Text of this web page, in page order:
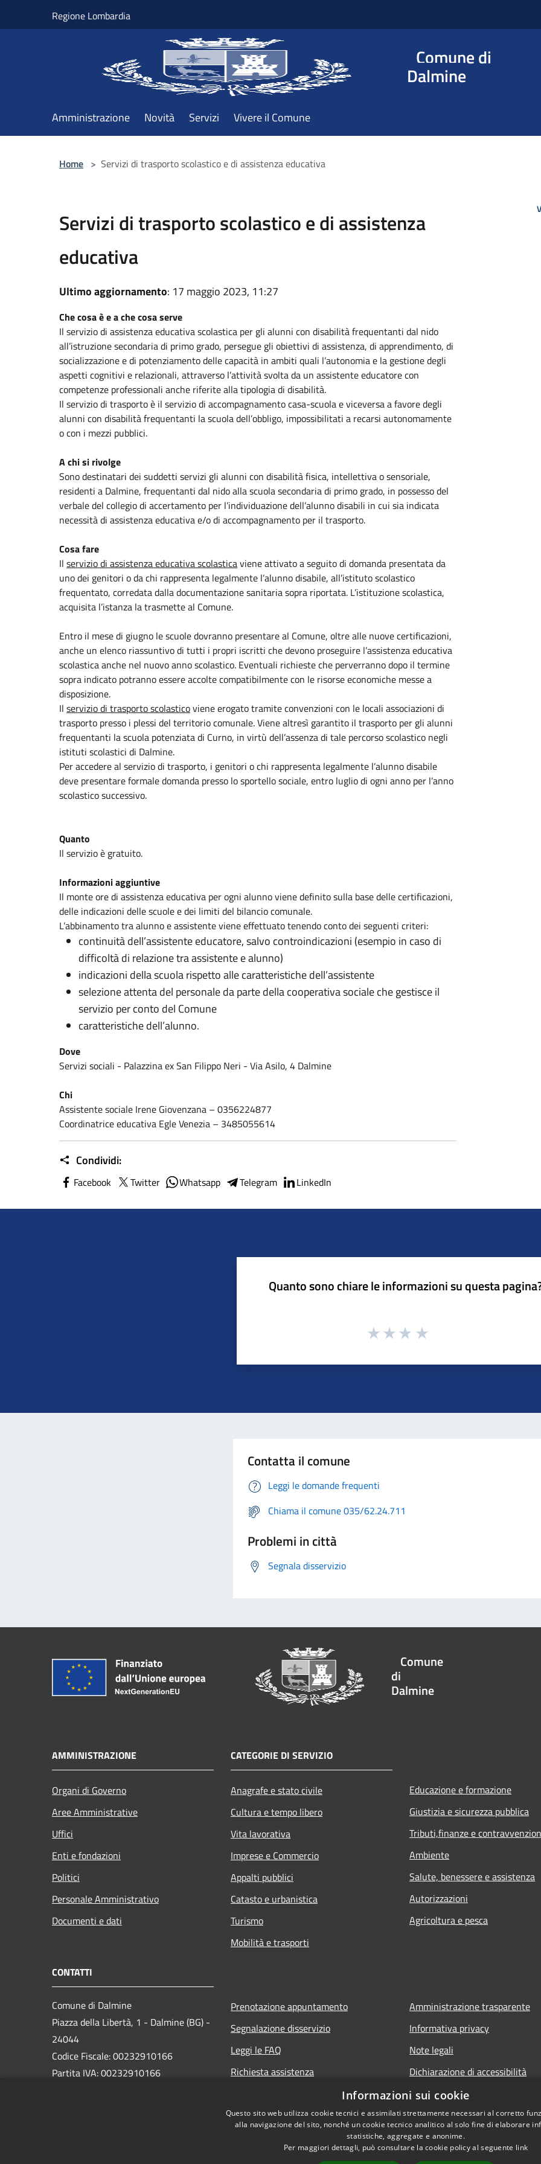
Regione Lombardia
Comune di
Dalmine
Amministrazione Novità Servizi Vivere il Comune
Home > Servizi di trasporto scolastico e di assistenza educativa
Servizi di trasporto scolastico e di assistenza
educativa
Ultimo aggiornamento: 17 maggio 2023, 11:27
Che cosa è e a che cosa serve
Il servizio di assistenza educativa scolastica per gli alunni con disabilità frequentanti dal nido
all’istruzione secondaria di primo grado, persegue gli obiettivi di assistenza, di apprendimento, di
socializzazione e di potenziamento delle capacità in ambiti quali l’autonomia e la gestione degli
aspetti cognitivi e relazionali, attraverso l’attività svolta da un assistente educatore con
competenze professionali anche riferite alla tipologia di disabilità.
Il servizio di trasporto è il servizio di accompagnamento casa-scuola e viceversa a favore degli
alunni con disabilità frequentanti la scuola dell’obbligo, impossibilitati a recarsi autonomamente
o con i mezzi pubblici.
A chi si rivolge
Sono destinatari dei suddetti servizi gli alunni con disabilità fisica, intellettiva o sensoriale,
residenti a Dalmine, frequentanti dal nido alla scuola secondaria di primo grado, in possesso del
verbale del collegio di accertamento per l’individuazione dell’alunno disabili in cui sia indicata
necessità di assistenza educativa e/o di accompagnamento per il trasporto.
Cosa fare
Il servizio di assistenza educativa scolasticaviene attivato a seguito di domanda presentata da
uno dei genitori o da chi rappresenta legalmente l’alunno disabile, all’istituto scolastico
frequentato, corredata dalla documentazione sanitaria sopra riportata. L’istituzione scolastica,
acquisita l’istanza la trasmette al Comune.
Entro il mese di giugno le scuole dovranno presentare al Comune, oltre alle nuove certificazioni,
anche un elenco riassuntivo di tutti i propri iscritti che devono proseguire l’assistenza educativa
scolastica anche nel nuovo anno scolastico. Eventuali richieste che perverranno dopo il termine
sopra indicato potranno essere accolte compatibilmente con le risorse economiche messe a
disposizione.
Il servizio di trasporto scolasticoviene erogato tramite convenzioni con le locali associazioni di
trasporto presso i plessi del territorio comunale. Viene altresì garantito il trasporto per gli alunni
frequentanti la scuola potenziata di Curno, in virtù dell’assenza di tale percorso scolastico negli
istituti scolastici di Dalmine.
Per accedere al servizio di trasporto, i genitori o chi rappresenta legalmente l’alunno disabile
deve presentare formale domanda presso lo sportello sociale, entro luglio di ogni anno per l’anno
scolastico successivo.
Quanto
Il servizio è gratuito.
Informazioni aggiuntive
Il monte ore di assistenza educativa per ogni alunno viene definito sulla base delle certificazioni,
delle indicazioni delle scuole e dei limiti del bilancio comunale.
L’abbinamento tra alunno e assistente viene effettuato tenendo conto dei seguenti criteri:
continuità dell’assistente educatore, salvo controindicazioni (esempio in caso di
difficoltà di relazione tra assistente e alunno)
indicazioni della scuola rispetto alle caratteristiche dell’assistente
selezione attenta del personale da parte della cooperativa sociale che gestisce il
servizio per conto del Comune
caratteristiche dell’alunno.
Dove
Servizi sociali - Palazzina ex San Filippo Neri - Via Asilo, 4 Dalmine
Chi
Assistente sociale Irene Giovenzana – 0356224877
Coordinatrice educativa Egle Venezia – 3485055614
Condividi:
Facebook Twitter Whatsapp Telegram LinkedIn
Quanto sono chiare le informazioni su questa
Contatta il comune
Leggi le domande frequenti
Chiama il comune 035/62.24.711
Problemi in città
Segnala disservizio
Comune
di
Dalmine
AMMINISTRAZIONE
Organi di Governo
Aree Amministrative
Uffici
Enti e fondazioni
Politici
Personale Amministrativo
Documenti e dati
CATEGORIE DI SERVIZIO
Anagrafe e stato civile
Cultura e tempo libero
Vita lavorativa
Imprese e Commercio
Appalti pubblici
Catasto e urbanistica
Turismo
Mobilità e trasporti
Educazione e formazione
Giustizia e sicurezza pubblica
Tributi,finanze e
Ambiente
Salute, benessere e assistenza
Autorizzazioni
Agricoltura e pesca
CONTATTI
Comune di Dalmine
Piazza della Libertà, 1 - Dalmine (BG) -
24044
Codice Fiscale: 00232910166
Partita IVA: 00232910166
Prenotazione appuntamento
Segnalazione disservizio
Leggi le FAQ
Richiesta assistenza
Amministrazione trasparente
Informativa privacy
Note legali
Dichiarazione di accessibilità
Piano di miglioramento del sito
Informazioni sui cookie
Questo sito web utilizza cookie tecnici e assimilati strettamente necessari al corretto
alla navigazione del sito, nonché un cookie tecnico analitico al solo fine di elaborare
statistiche, aggregate e anonime.
Per maggiori dettagli, può consultare la cookie policy al seguente link